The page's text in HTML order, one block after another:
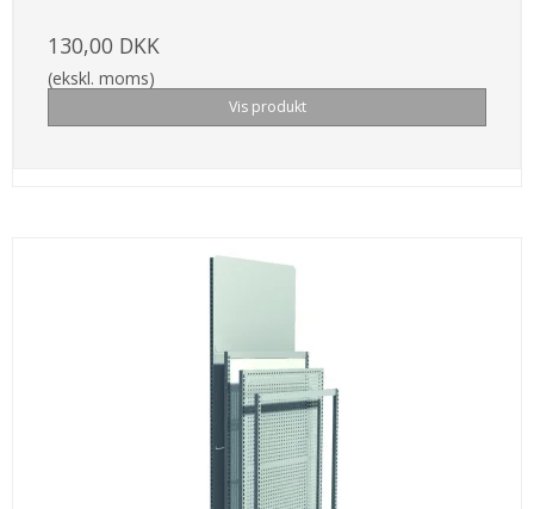
130,00 DKK
(ekskl. moms)
Vis produkt